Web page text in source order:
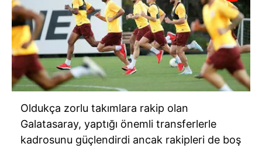
Oldukça zorlu takımlara rakip olan
Galatasaray, yaptığı önemli transferlerle
kadrosunu güçlendirdi ancak rakipleri de boş